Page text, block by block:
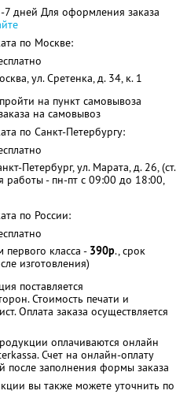
7 дней Для оформления заказа
по Москве:
ул. Сретенка, д. 34, к. 1
на пункт самовывоза
на самовывоз
по Санкт-Петербургу:
Петербург, ул. Марата, д. 26, (ст.
работы - пн-пт с 09:00 до 18:00,
по России:
класса - 390р., срок
изготовления)
поставляется
Стоимость печати и
Оплата заказа осуществляется
оплачиваются онлайн
Счет на онлайн-оплату
после заполнения формы заказа
вы также можете уточнить по